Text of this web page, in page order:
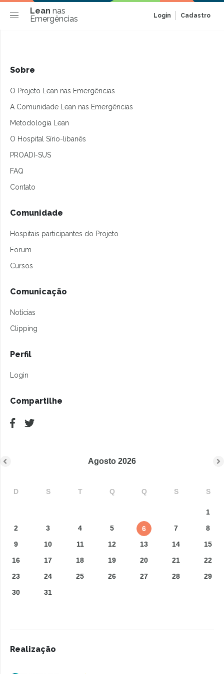
Lean nas
Emergências
Login Cadastro
Sobre
O Projeto Lean nas Emergências
A Comunidade Lean nas Emergências
Metodologia Lean
O Hospital Sírio-libanês
PROADI-SUS
FAQ
Contato
Comunidade
Hospitais participantes do Projeto
Forum
Cursos
Comunicação
Notícias
Clipping
Perfil
Login
Compartilhe
Agosto 2026
D S T Q Q S S
1
2
3 4 5 6 7
8
9
10 11 12 13 14
15
16
17 18 19 20 21
22
23
24 25 26 27 28
29
30
31
Realização